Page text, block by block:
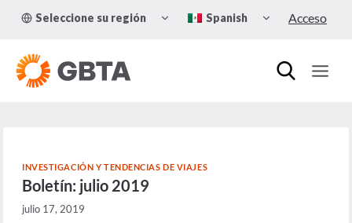
Seleccione su región
TOGGLE
CHILD
Spanish
CHILDAcceso
INVESTIGACIÓN Y TENDENCIAS DE VIAJES
Boletín: julio 2019
julio 17, 2019